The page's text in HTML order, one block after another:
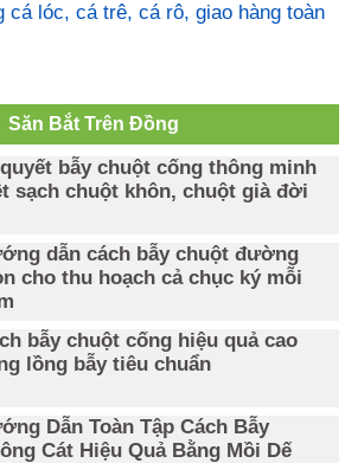
cá lóc, cá trê, cá rô, giao hàng toàn
Săn Bắt Trên Đồng
bẫy chuột cống thông minh
sạch chuột khôn, chuột già đời
dẫn cách bẫy chuột đường
cho thu hoạch cả chục ký mỗi
bẫy chuột cống hiệu quả cao
lồng bẫy tiêu chuẩn
Dẫn Toàn Tập Cách Bẫy
Cát Hiệu Quả Bằng Mồi Dế